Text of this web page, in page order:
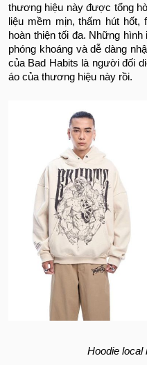
thương hiệu này được tổng
liệu mềm mịn, thấm hút
hoàn thiện tối đa. Những
phóng khoáng và dễ dàng
của Bad Habits là người đối
áo của thương hiệu này rồi.
Hoodie local